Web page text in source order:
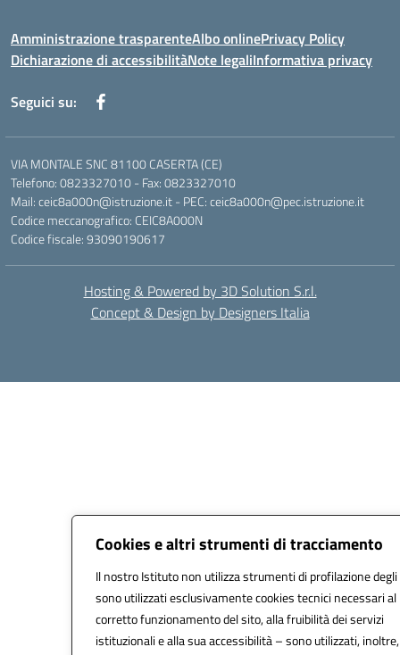
Cookies e altri strumenti di tracciamento
Il nostro Istituto non utilizza strumenti di profilazione
sono utilizzati esclusivamente cookies tecnici necessari al
corretto funzionamento del sito, alla fruibilità dei servizi
istituzionali e alla sua accessibilità – sono utilizzati, inoltre,
Amministrazione trasparenteAlbo onlinePrivacy Policy
Dichiarazione di accessibilitàNote legaliInformativa privacy
Seguici su:
VIA MONTALE SNC 81100 CASERTA (CE)
Telefono: 0823327010 - Fax: 0823327010
Mail: ceic8a000n@istruzione.it - PEC: ceic8a000n@pec.istruzione.it
Codice meccanografico: CEIC8A000N
Codice fiscale: 93090190617
Hosting & Powered by 3D Solution S.r.l.
Concept & Design by Designers Italia